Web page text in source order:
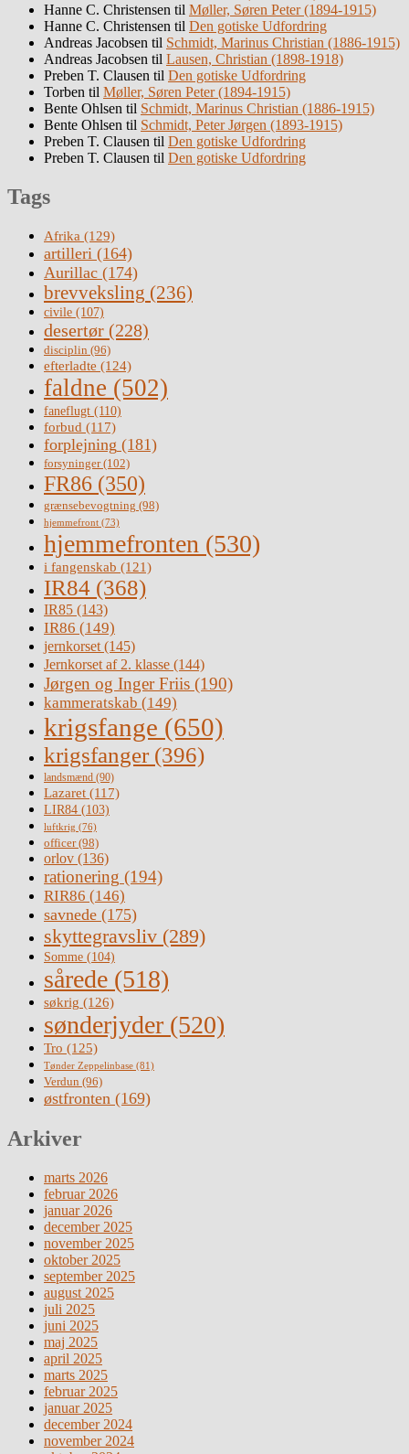
Hanne C. Christensen til Møller, Søren Peter (1894-1915)
Hanne C. Christensen til Den gotiske Udfordring
Andreas Jacobsen til Schmidt, Marinus Christian (1886-1915)
Andreas Jacobsen til Lausen, Christian (1898-1918)
Preben T. Clausen til Den gotiske Udfordring
Torben til Møller, Søren Peter (1894-1915)
Bente Ohlsen til Schmidt, Marinus Christian (1886-1915)
Bente Ohlsen til Schmidt, Peter Jørgen (1893-1915)
Preben T. Clausen til Den gotiske Udfordring
Preben T. Clausen til Den gotiske Udfordring
Tags
Afrika (129)
artilleri (164)
Aurillac (174)
brevveksling (236)
civile (107)
desertør (228)
disciplin (96)
efterladte (124)
faldne (502)
faneflugt (110)
forbud (117)
forplejning (181)
forsyninger(102)
FR86 (350)
grænsebevogtning (98)
hjemmefront (73)
hjemmefronten (530)
i fangenskab (121)
IR84 (368)
IR85 (143)
IR86 (149)
jernkorset(145)
Jernkorset af 2. klasse (144)
Jørgen og Inger Friis (190)
kammeratskab (149)
krigsfange (650)
krigsfanger (396)
landsmænd (90)
Lazaret (117)
LIR84 (103)
luftkrig (76)
officer(98)
orlov (136)
rationering (194)
RIR86 (146)
savnede (175)
skyttegravsliv (289)
Somme (104)
sårede (518)
søkrig (126)
sønderjyder (520)
Tro (125)
Tønder Zeppelinbase (81)
Verdun (96)
østfronten (169)
Arkiver
marts 2026
februar 2026
januar 2026
december 2025
november 2025
oktober 2025
september 2025
august 2025
juli 2025
juni 2025
maj 2025
april 2025
marts 2025
februar 2025
januar 2025
december 2024
november 2024